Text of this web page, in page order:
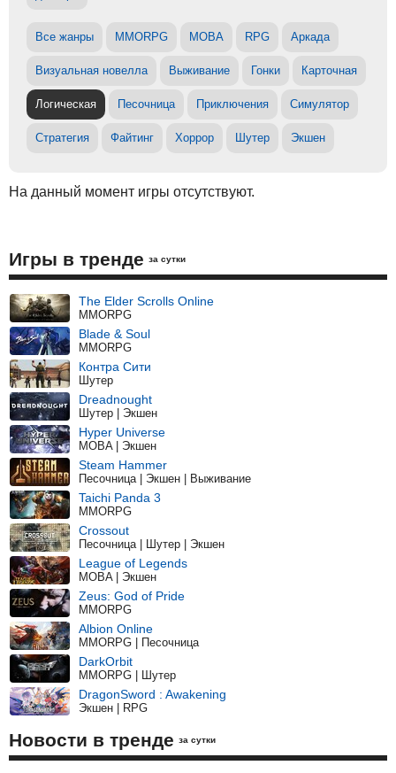
Все жанры MMORPG MOBA RPG Аркада
Визуальная новелла Выживание Гонки Карточная
Логическая Песочница Приключения Симулятор
Стратегия Файтинг Хоррор Шутер Экшен
На данный момент игры отсутствуют.
Игры в тренде за сутки
The Elder Scrolls Online
MMORPG
Blade & Soul
MMORPG
Контра Сити
Шутер
Dreadnought
Шутер | Экшен
Hyper Universe
MOBA | Экшен
Steam Hammer
Песочница | Экшен | Выживание
Taichi Panda 3
MMORPG
Crossout
Песочница | Шутер | Экшен
League of Legends
MOBA | Экшен
Zeus: God of Pride
MMORPG
Albion Online
MMORPG | Песочница
DarkOrbit
MMORPG | Шутер
DragonSword : Awakening
Экшен | RPG
Новости в тренде за сутки